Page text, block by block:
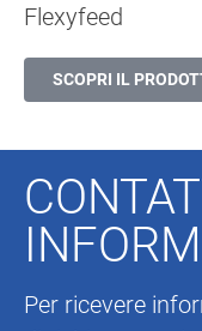
Flexyfeed
SCOPRI IL
Per ricevere